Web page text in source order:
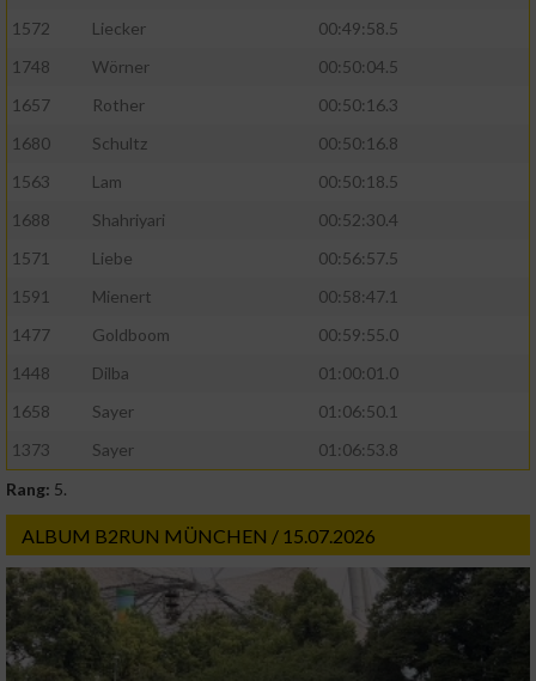
1572
Liecker
00:49:58.5
1748
Wörner
00:50:04.5
1657
Rother
00:50:16.3
1680
Schultz
00:50:16.8
1563
Lam
00:50:18.5
1688
Shahriyari
00:52:30.4
1571
Liebe
00:56:57.5
1591
Mienert
00:58:47.1
1477
Goldboom
00:59:55.0
1448
Dilba
01:00:01.0
1658
Sayer
01:06:50.1
1373
Sayer
01:06:53.8
Rang: 5.
ALBUM B2RUN MÜNCHEN / 15.07.2026